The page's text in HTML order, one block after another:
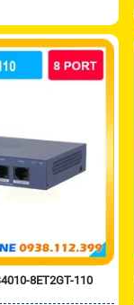
8ET2GT-110